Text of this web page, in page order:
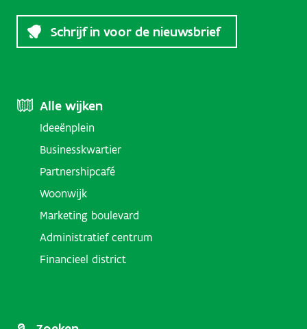
Schrijf in voor de nieuwsbrief
Footer
Menu
(Districts)
Alle wijken
Ideeënplein
Businesskwartier
Partnershipcafé
Woonwijk
Marketing boulevard
Administratief centrum
Financieel district